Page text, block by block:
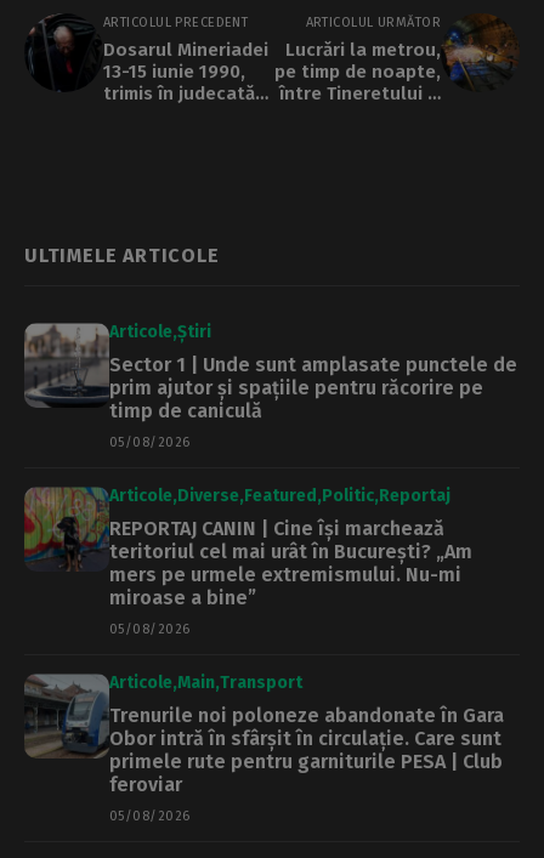
ARTICOLUL PRECEDENT
Dosarul Mineriadei
13-15 iunie 1990,
trimis în judecată.
ARTICOLUL URMĂTOR
Lucrări la metrou,
pe timp de noapte,
între Tineretului şi
ULTIMELE ARTICOLE
Articole Știri
Sector 1 | Unde sunt amplasate punctele de
prim ajutor și spațiile pentru răcorire pe
timp de caniculă
05/08/2026
Articole Diverse Featured Politic Reportaj
REPORTAJ CANIN | Cine își marchează
teritoriul cel mai urât în București? „Am
mers pe urmele extremismului. Nu-mi
miroase a bine”
05/08/2026
Articole Main Transport
Trenurile noi poloneze abandonate în Gara
Obor intră în sfârșit în circulație. Care sunt
primele rute pentru garniturile PESA | Club
feroviar
05/08/2026